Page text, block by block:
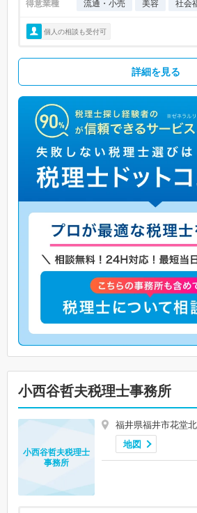
得意業種 流通・小売 美容 社会
個人の相談も受付可
詳細を見る
小西谷哲夫税理士事務所
福井県福井市花堂
地図
小西谷哲夫税理士
事務所